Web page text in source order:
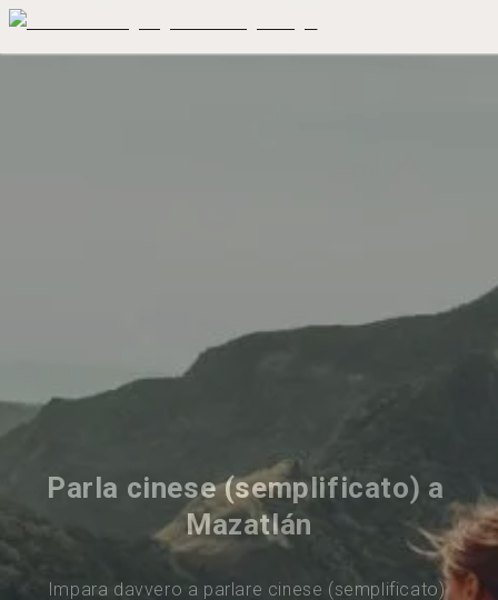
Parla cinese (semplificato) a
Mazatlán
Impara davvero a parlare cinese (semplificato)